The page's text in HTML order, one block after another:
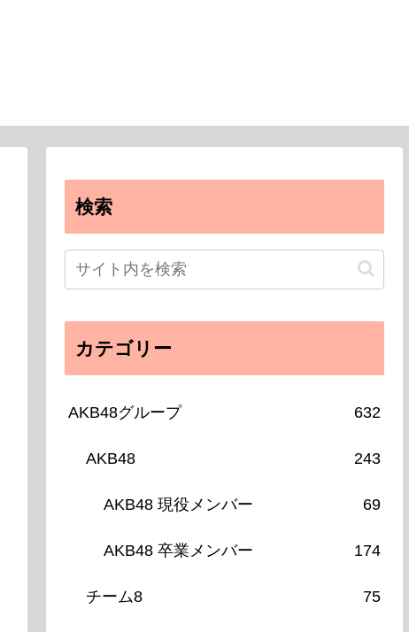
検索
カテゴリー
AKB48グループ 632
AKB48 243
AKB48 現役メンバー 69
AKB48 卒業メンバー 174
チーム8 75